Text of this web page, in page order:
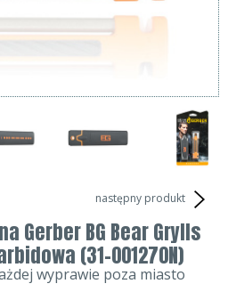
następny produkt
Gerber BG Bear Grylls
(31-001270N)
wyprawie poza miasto